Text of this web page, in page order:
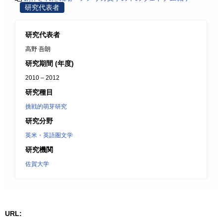
研究代表者
研究代表者
高野 吾朗
研究期間 (年度)
2010 – 2012
研究種目
挑戦的萌芽研究
研究分野
英米・英語圏文学
研究機関
佐賀大学
URL: